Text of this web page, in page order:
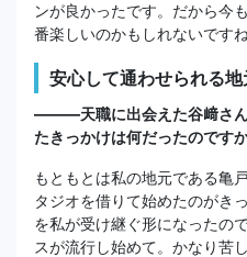
ンが良かったです。だから今
番楽しいのかもしれないですね
安心して通わせられる
―――天職に出会えた谷﨑さん
たきっかけは何だったのです
もともとは私の地元である亀
タジオを借りて始めたのがき
を私が受け継ぐ形になったの
スが流行し始めて。かなり苦